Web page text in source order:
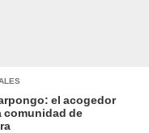
el acogedor
comunidad de